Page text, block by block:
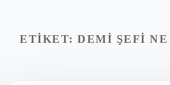
Yasal Uyarı
ETIKET: DEMI ŞEFI